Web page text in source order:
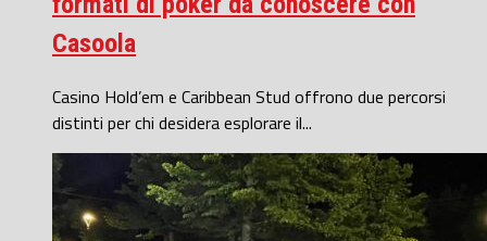
Casoola
Casino Hold’em e Caribbean Stud offrono due percorsi
distinti per chi desidera esplorare il...